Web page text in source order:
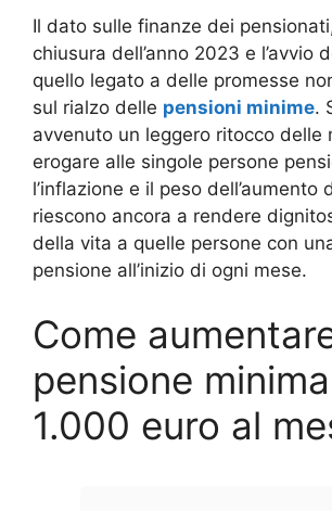
Il dato sulle finanze dei
chiusura dell’anno 2023 e l’avvio
quello legato a delle promesse
sul rialzo delle pensioni minime.
avvenuto un leggero ritocco delle
erogare alle singole persone
l’inflazione e il peso dell’aumento
riescono ancora a rendere
della vita a quelle persone con
pensione all’inizio di ogni mese.
Come
pensione
1.000 euro al